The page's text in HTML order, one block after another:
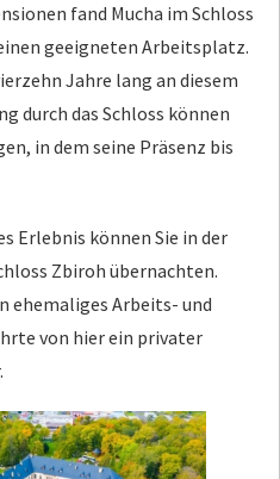
fand Mucha im Schloss
geeigneten Arbeitsplatz.
Jahre lang an diesem
durch das Schloss können
in dem seine Präsenz bis
Erlebnis können Sie in der
Zbiroh übernachten.
ehemaliges Arbeits- und
von hier ein privater